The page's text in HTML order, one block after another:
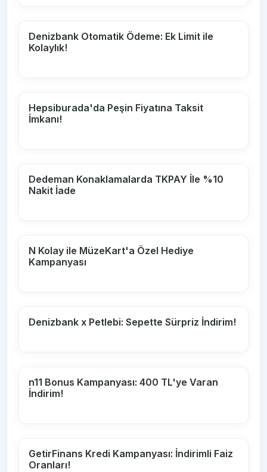
Denizbank Otomatik Ödeme: Ek Limit ile
Kolaylık!
Hepsiburada'da Peşin Fiyatına Taksit
İmkanı!
Dedeman Konaklamalarda TKPAY İle %10
Nakit İade
N Kolay ile MüzeKart'a Özel Hediye
Kampanyası
Denizbank x Petlebi: Sepette Sürpriz İndirim!
n11 Bonus Kampanyası: 400 TL'ye Varan
İndirim!
GetirFinans Kredi Kampanyası: İndirimli Faiz
Oranları!